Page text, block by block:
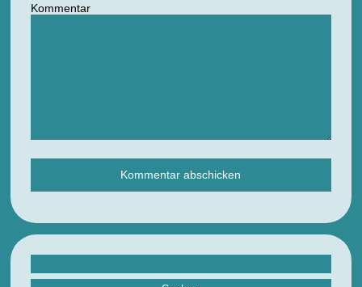
Kommentar
nach: